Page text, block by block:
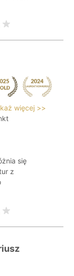
więcej >>
się
z